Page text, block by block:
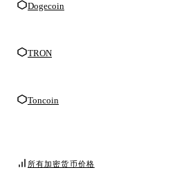
Dogecoin
TRON
Toncoin
所有加密货币价格